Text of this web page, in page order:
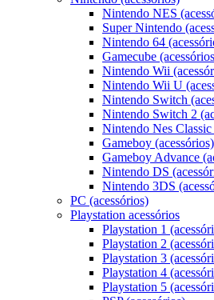
Nintendo NES
Super Nintendo
Nintendo 64
Gamecube
Nintendo Wii
Nintendo Wii U
Nintendo Switch
Nintendo Switch 2
Nintendo Nes
Gameboy (acessórios)
Gameboy Advance
Nintendo DS
Nintendo 3DS
PC (acessórios)
Playstation acessórios
Playstation 1
Playstation 2
Playstation 3
Playstation 4
Playstation 5